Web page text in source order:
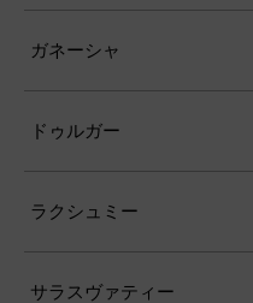
ガネーシャ
ドゥルガー
ラクシュミー
サラスヴァティー